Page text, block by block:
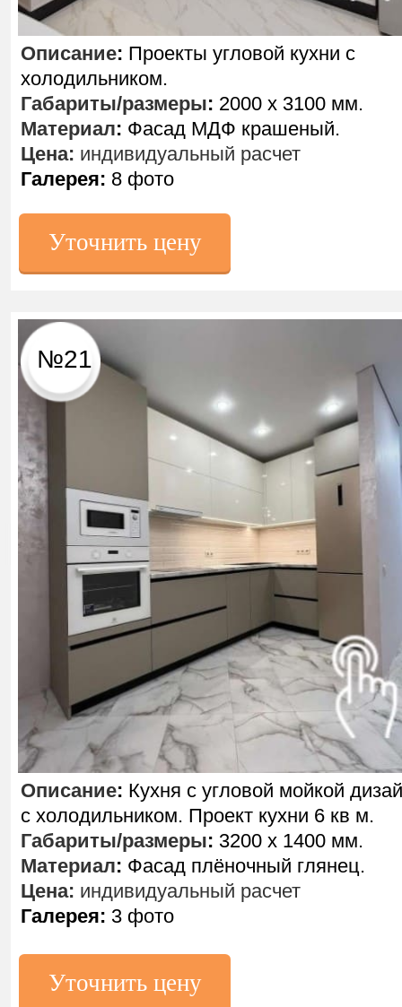
Описание: Кухня с угловой мойкой
с холодильником. Проект кухни 6 кв м.
Габариты/размеры: 3200 х 1400 мм.
Материал: Фасад плёночный глянец.
Цена: индивидуальный расчет
Галерея: 3 фото
Уточнить цену
№21
Описание: Проекты угловой кухни с
холодильником.
Габариты/размеры: 2000 х 3100 мм.
Материал: Фасад МДФ крашеный.
Цена: индивидуальный расчет
Галерея: 8 фото
Уточнить цену